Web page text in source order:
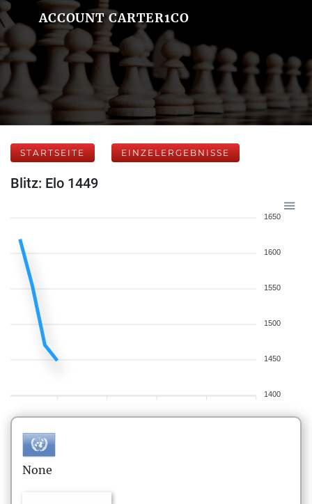
ACCOUNT CARTER1CO
STARTSEITE EINZELERGEBNISSE
Blitz: Elo 1449
1650
1600
1550
1500
1450
1400
None